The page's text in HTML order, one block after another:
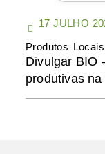
17 JULHO
Produtos Locais
Divulgar BIO
produtivas na